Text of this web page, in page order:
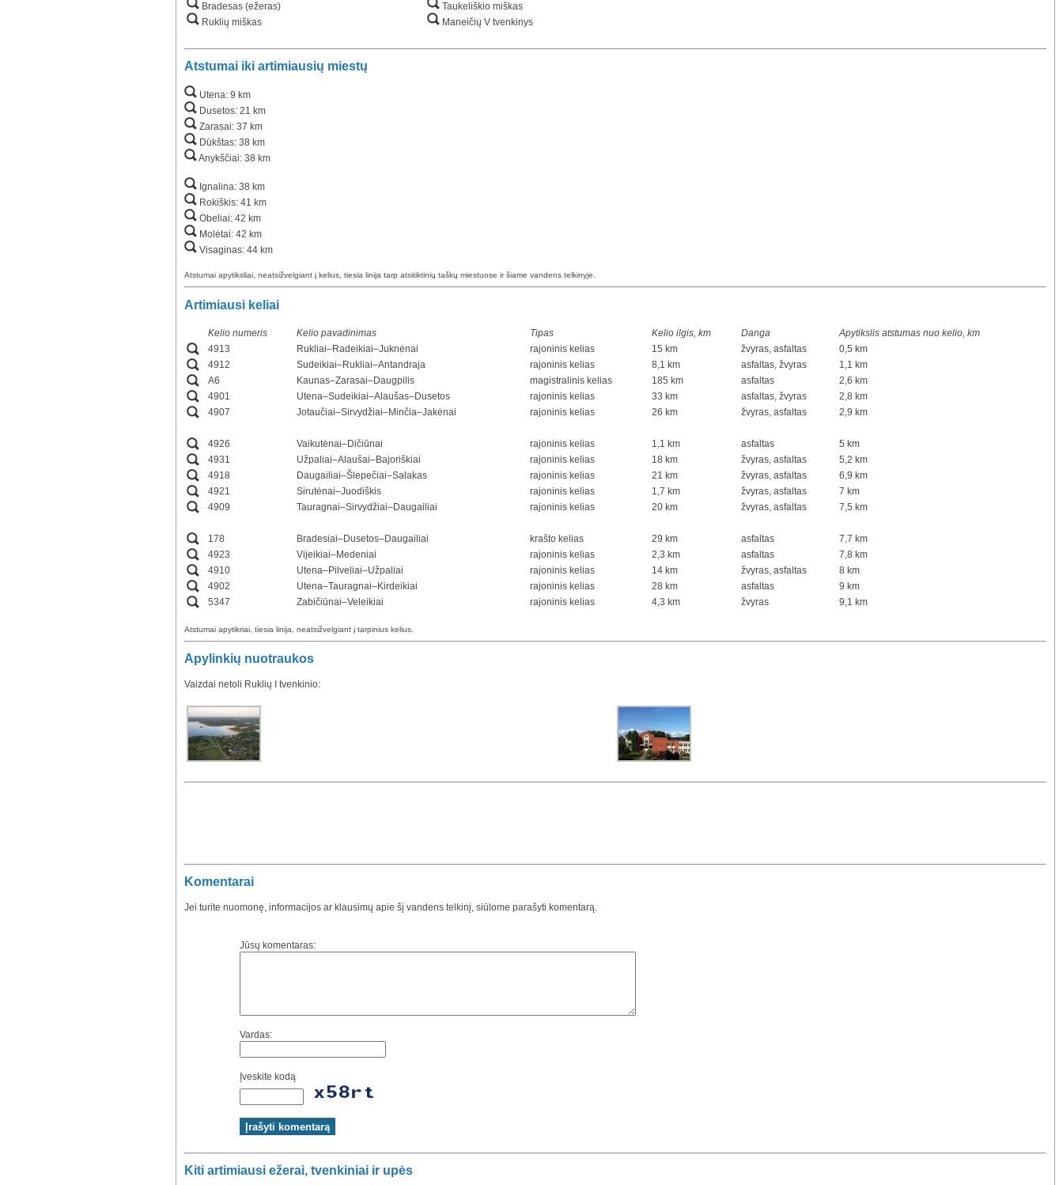
Bradesas (ežeras)
Ruklių miškas
Taukeliškio miškas
Maneičių V tvenkinys
Atstumai iki artimiausių miestų
Utena: 9 km
Dusetos: 21 km
Zarasai: 37 km
Dūkštas: 38 km
Anykščiai: 38 km
Ignalina: 38 km
Rokiškis: 41 km
Obeliai: 42 km
Molėtai: 42 km
Visaginas: 44 km
Atstumai apytiksliai, neatsižvelgiant į kelius, tiesia linija tarp atsitiktinių taškų miestuose ir šiame vandens telkinyje.
Artimiausi keliai
Kelio numeris Kelio pavadinimas Tipas Kelio ilgis, km Danga
Apytikslis atstumas nuo kelio, km
4913
Rukliai–Radeikiai–Juknėnai rajoninis kelias 15 km žvyras, asfaltas
0,5 km
4912
Sudeikiai–Rukliai–Antandraja rajoninis kelias 8,1 km asfaltas, žvyras
1,1 km
A6
Kaunas–Zarasai–Daugpilis magistralinis kelias 185 km asfaltas
2,6 km
4901
Utena–Sudeikiai–Alaušas–Dusetos rajoninis kelias 33 km asfaltas, žvyras
2,8 km
4907
Jotaučiai–Sirvydžiai–Minčia–Jakėnai rajoninis kelias 26 km žvyras, asfaltas 2,9 km
4926 Vaikutėnai–Dičiūnai rajoninis kelias 1,1 km asfaltas
5 km
4931
Užpaliai–Alaušai–Bajoriškiai rajoninis kelias 18 km žvyras, asfaltas
5,2 km
4918
Daugailiai–Šlepečiai–Salakas rajoninis kelias 21 km žvyras, asfaltas
6,9 km
4921
Sirutėnai–Juodiškis rajoninis kelias 1,7 km žvyras, asfaltas
7 km
4909
Tauragnai–Sirvydžiai–Daugailiai rajoninis kelias 20 km žvyras, asfaltas 7,5 km
178 Bradesiai–Dusetos–Daugailiai krašto kelias 29 km asfaltas
7,7 km
4923
Vijeikiai–Medeniai rajoninis kelias 2,3 km asfaltas
7,8 km
4910
Utena–Pilveliai–Užpaliai rajoninis kelias 14 km žvyras, asfaltas
8 km
4902
Utena–Tauragnai–Kirdeikiai rajoninis kelias 28 km asfaltas
9 km
5347
Zabičiūnai–Veleikiai rajoninis kelias 4,3 km žvyras 9,1 km
Atstumai apytikriai, tiesia linija, neatsižvelgiant į tarpinius kelius.
Apylinkių nuotraukos
Vaizdai netoli Ruklių I tvenkinio:
Komentarai
Jei turite nuomonę, informacijos ar klausimų apie šį vandens telkinį, siūlome parašyti komentarą.
Jūsų komentaras:
Vardas:
Įveskite kodą
Kiti artimiausi ežerai, tvenkiniai ir upės